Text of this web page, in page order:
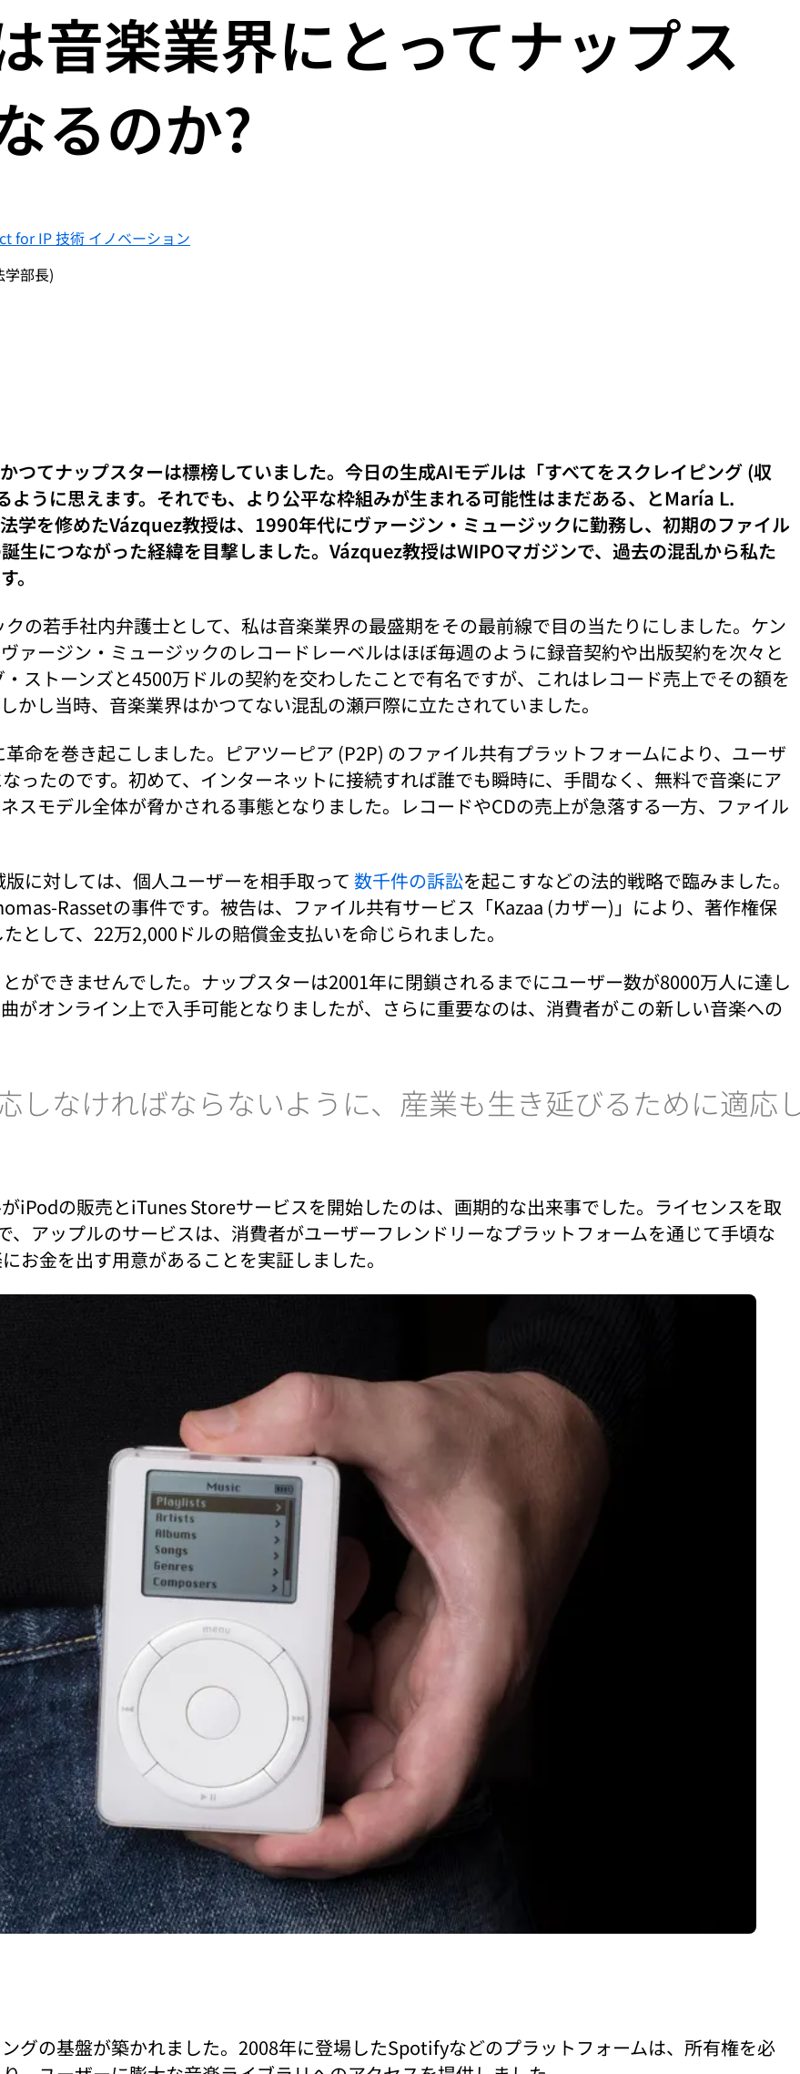
音楽業界にとってナップス
るのか?
for IP技術 イノベーション
学部長)
つてナップスターは標榜していました。今日の生成AIモデルは「すべてをスクレイピング (収
うに思えます。それでも、より公平な枠組みが生まれる可能性はまだある、とMaría L.
学を修めたVázquez教授は、1990年代にヴァージン・ミュージックに勤務し、初期のファイル
生につながった経緯を目撃しました。Vázquez教授はWIPOマガジンで、過去の混乱から私た
。
の若手社内弁護士として、私は音楽業界の最盛期をその最前線で目の当たりにしました。ケン
ァージン・ミュージックのレコードレーベルはほぼ毎週のように録音契約や出版契約を次々と
ストーンズと4500万ドルの契約を交わしたことで有名ですが、これはレコード売上でその額を
し当時、音楽業界はかつてない混乱の瀬戸際に立たされていました。
命を巻き起こしました。ピアツーピア (P2P) のファイル共有プラットフォームにより、ユーザ
ったのです。初めて、インターネットに接続すれば誰でも瞬時に、手間なく、無料で音楽にア
スモデル全体が脅かされる事態となりました。レコードやCDの売上が急落する一方、ファイル
に対しては、個人ユーザーを相手取って 数千件の訴訟を起こすなどの法的戦略で臨みました。
Rassetの事件です。被告は、ファイル共有サービス「Kazaa (カザー)」により、著作権保
として、22万2,000ドルの賠償金支払いを命じられました。
ができませんでした。ナップスターは2001年に閉鎖されるまでにユーザー数が8000万人に達し
がオンライン上で入手可能となりましたが、さらに重要なのは、消費者がこの新しい音楽への
しなければならないように、産業も生き延びるために適応
iPodの販売とiTunes Storeサービスを開始したのは、画期的な出来事でした。ライセンスを取
アップルのサービスは、消費者がユーザーフレンドリーなプラットフォームを通じて手頃な
お金を出す用意があることを実証しました。
グの基盤が築かれました。2008年に登場したSpotifyなどのプラットフォームは、所有権を必